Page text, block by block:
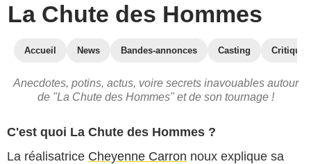
La Chute des Hommes
Accueil News Bandes-annonces Casting
Anecdotes, potins, actus, voire secrets inavouables autour
de "La Chute des Hommes" et de son tournage !
C'est quoi La Chute des Hommes ?
La réalisatrice Cheyenne Carron noux explique sa